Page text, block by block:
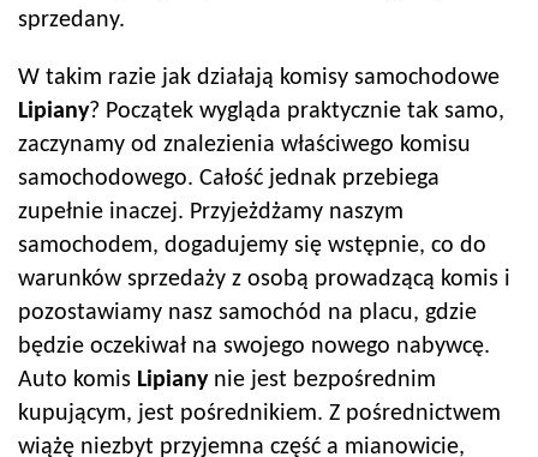
sprzedany.
W takim razie jak działają komisy samochodowe
Lipiany? Początek wygląda praktycznie tak samo,
zaczynamy od znalezienia właściwego komisu
samochodowego. Całość jednak przebiega
zupełnie inaczej. Przyjeżdżamy naszym
samochodem, dogadujemy się wstępnie, co do
warunków sprzedaży z osobą prowadzącą komis i
pozostawiamy nasz samochód na placu, gdzie
będzie oczekiwał na swojego nowego nabywcę.
Auto komis Lipianynie jest bezpośrednim
kupującym, jest pośrednikiem. Z pośrednictwem
wiążę niezbyt przyjemna część a mianowicie,